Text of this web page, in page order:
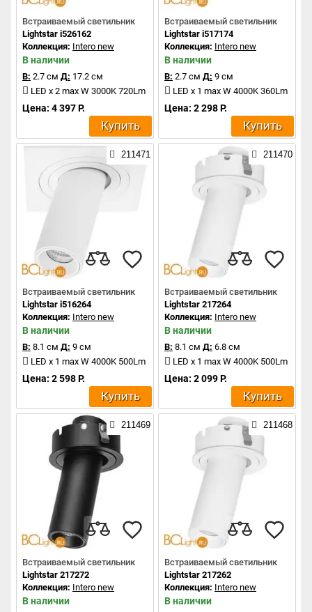
Встраиваемый светильник
Lightstar i526162
Коллекция: Intero new
В наличии
В: 2.7 см Д: 17.2 см
LED x 2 max W 3000K 720Lm
Цена: 4 397 Р.
Купить
Встраиваемый светильник
Lightstar i517174
Коллекция: Intero new
В наличии
В: 2.7 см Д: 9 см
LED x 1 max W 4000K 360Lm
Цена: 2 298 Р.
Купить
211471
Встраиваемый светильник
Lightstar i516264
Коллекция: Intero new
В наличии
В: 8.1 см Д: 9 см
LED x 1 max W 4000K 500Lm
Цена: 2 598 Р.
Купить
211470
Встраиваемый светильник
Lightstar 217264
Коллекция: Intero new
В наличии
В: 8.1 см Д: 6.8 см
LED x 1 max W 4000K 500Lm
Цена: 2 099 Р.
Купить
211469
Встраиваемый светильник
Lightstar 217272
Коллекция: Intero new
В наличии
211468
Встраиваемый светильник
Lightstar 217262
Коллекция: Intero new
В наличии